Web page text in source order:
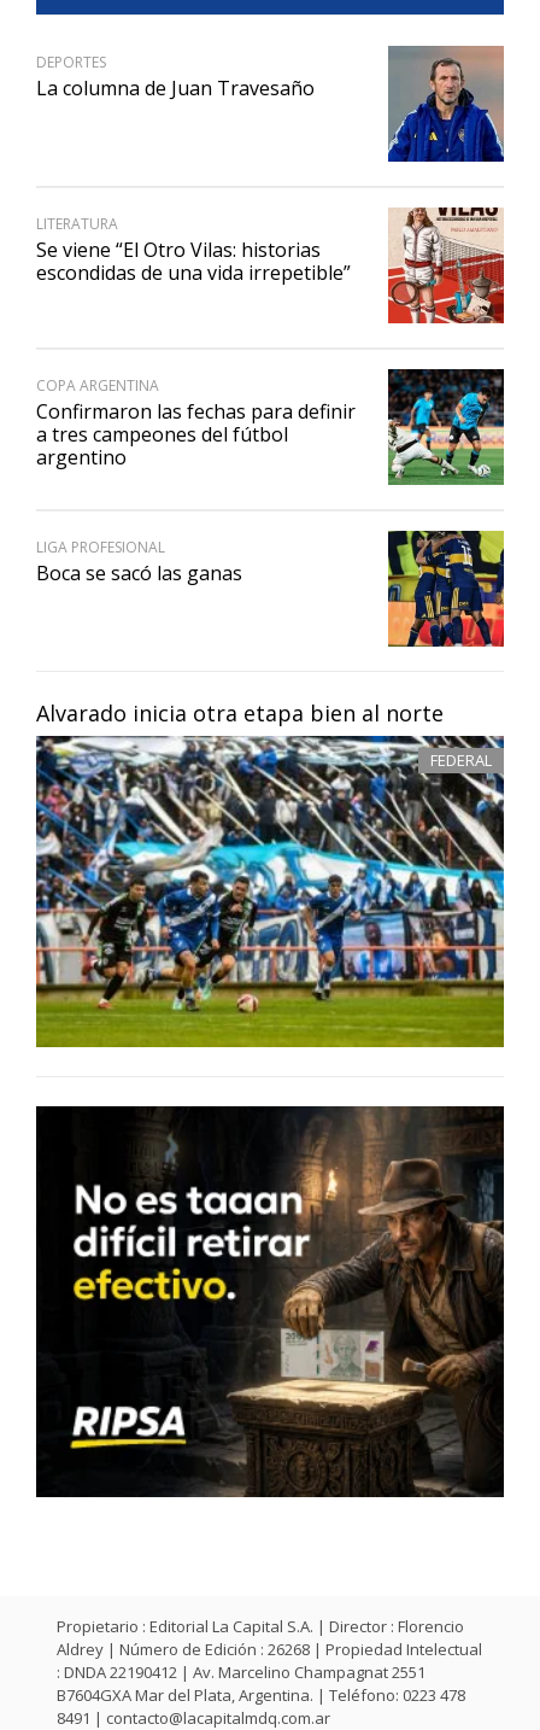
Alvarado inicia otra etapa bien al norte
FEDERAL
DEPORTES
La columna de Juan Travesaño
LITERATURA
Se viene “El Otro Vilas: historias
escondidas de una vida irrepetible”
COPA ARGENTINA
Confirmaron las fechas para definir
a tres campeones del fútbol
argentino
LIGA PROFESIONAL
Boca se sacó las ganas
Propietario : Editorial La Capital S.A. | Director : Florencio
Aldrey | Número de Edición : 26268 | Propiedad Intelectual
: DNDA 22190412 | Av. Marcelino Champagnat 2551
B7604GXA Mar del Plata, Argentina. | Teléfono: 0223 478
8491 | contacto@lacapitalmdq.com.ar